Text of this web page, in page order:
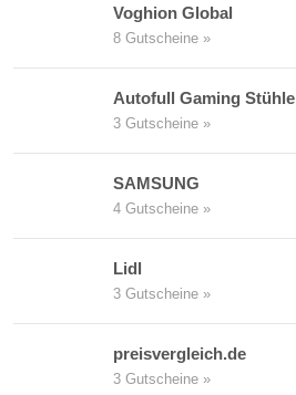
Voghion Global
8 Gutscheine »
Autofull Gaming Stühle
3 Gutscheine »
SAMSUNG
4 Gutscheine »
Lidl
3 Gutscheine »
preisvergleich.de
3 Gutscheine »